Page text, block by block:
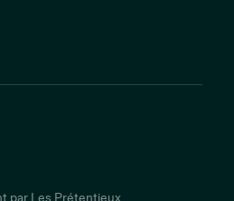
par Les Prétentieux